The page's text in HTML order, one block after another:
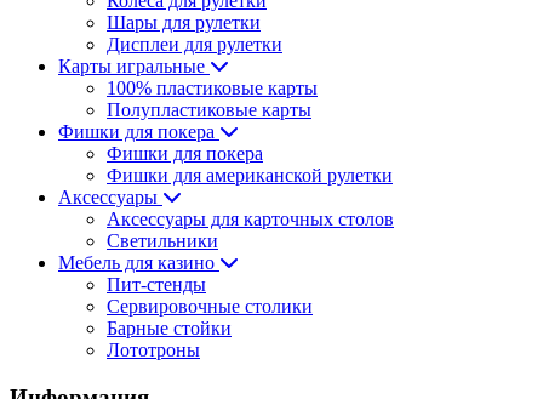
Шары для рулетки
Дисплеи для рулетки
Карты игральные
100% пластиковые карты
Полупластиковые карты
Фишки для покера
Фишки для покера
Фишки для американской рулетки
Аксессуары
Аксессуары для карточных столов
Светильники
Мебель для казино
Пит-стенды
Сервировочные столики
Барные стойки
Лототроны